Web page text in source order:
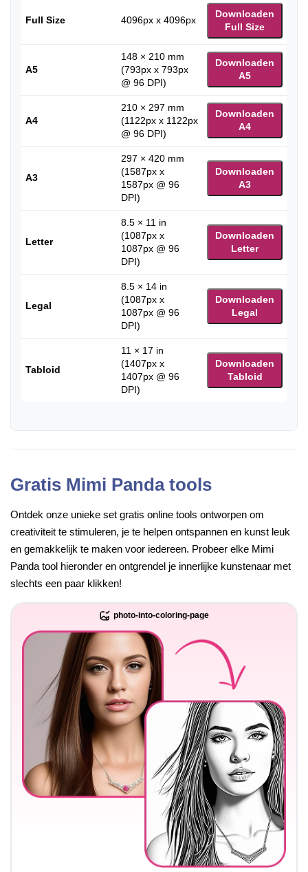
Full Size 4096px x 4096px
Downloaden
Full Size
A5
148 × 210 mm
(793px x 793px
@ 96 DPI)
Downloaden
A5
A4
210 × 297 mm
(1122px x 1122px
@ 96 DPI)
Downloaden
A4
A3
297 × 420 mm
(1587px x
1587px @ 96
DPI)
Downloaden
A3
Letter
8.5 × 11 in
(1087px x
1087px @ 96
DPI)
Downloaden
Letter
Legal
8.5 × 14 in
(1087px x
1087px @ 96
DPI)
Downloaden
Legal
Tabloid
11 × 17 in
(1407px x
1407px @ 96
DPI)
Downloaden
Tabloid
Gratis Mimi Panda tools
Ontdek onze unieke set gratis online tools ontworpen om
creativiteit te stimuleren, je te helpen ontspannen en kunst leuk
en gemakkelijk te maken voor iedereen. Probeer elke Mimi
Panda tool hieronder en ontgrendel je innerlijke kunstenaar met
slechts een paar klikken!
photo-into-coloring-page